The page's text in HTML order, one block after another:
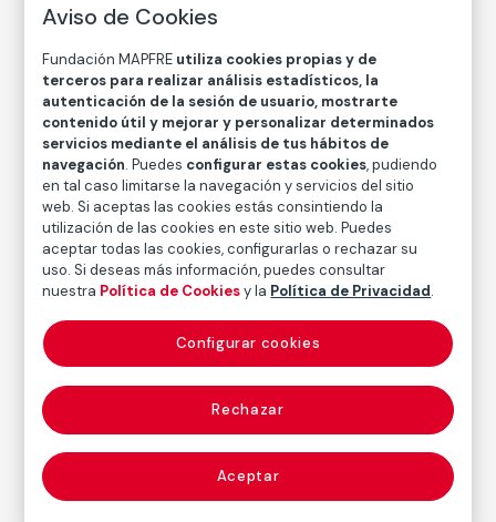
Copia en papel baritado con emulsión de gelatina y
plata
Medidas
Medidas mancha: 15,9 × 15,9 cm
Medidas papel: 25,4 × 20,3 cm
Inventario
FM002429
Fecha
1995
Inscripción/Leyenda
7/5
Autor
Emmet Gowin
Nacimiento: Virginia, 1941
Aviso de Cookies
Fundación MAPFRE utiliza cookies propias y de
terceros para realizar análisis estadísticos, la
autenticación de la sesión de usuario, mostrarte
contenido útil y mejorar y personalizar determinados
servicios mediante el análisis de tus hábitos de
navegación. Puedes configurar estas cookies, pudiendo
en tal caso limitarse la navegación y servicios del sitio
web. Si aceptas las cookies estás consintiendo la
utilización de las cookies en este sitio web. Puedes
aceptar todas las cookies, configurarlas o rechazar su
uso. Si deseas más información, puedes consultar
nuestra Política de Cookiesy la Política de Privacidad.
Rechazar
Aceptar
Configurar cookies